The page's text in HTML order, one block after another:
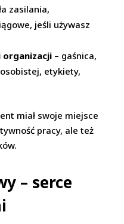
zasilania,
jeśli używasz
– gaśnica,
etykiety,
miał swoje miejsce
pracy, ale też
– serce